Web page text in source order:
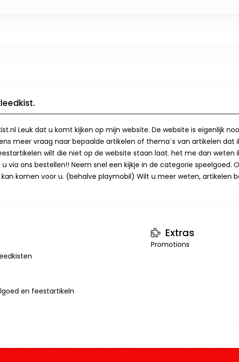
Leuk dat u komt kijken op mijn website. De website is eigenlijk
meer vraag naar bepaalde artikelen of thema`s van artikelen
wilt die niet op de website staan laat. het me dan
via ons bestellen!! Neem snel een kijkje in de categorie
komen voor u. (behalve playmobil) Wilt u meer weten,
en feestartikeln
Extras
Promotions